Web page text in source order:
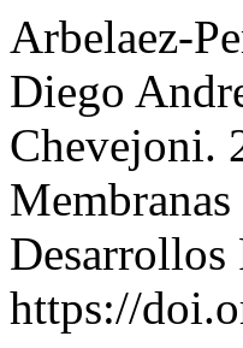
Arbelaez-
Diego
Chevejoni.
Desarrollos
https://